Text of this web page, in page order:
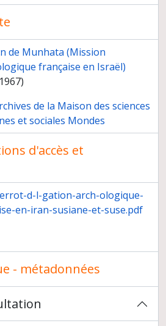
des instances
de Munhata (Mission
française en Israël)
de la Maison des sciences
et sociales Mondes
d'accès et
d-l-gation-arch-ologique-
en-iran-susiane-et-suse.pdf
- métadonnées